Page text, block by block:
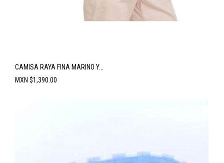
CAMISA RAYA FINA MARINO Y...
Precio
MXN $1,390.00